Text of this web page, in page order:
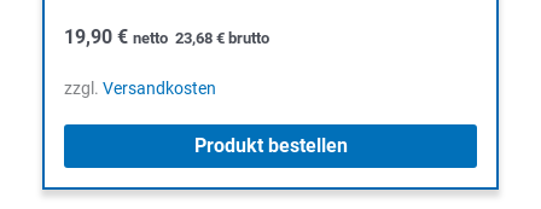
19,90 € netto 23,68 € brutto
zzgl. Versandkosten
Produkt bestellen